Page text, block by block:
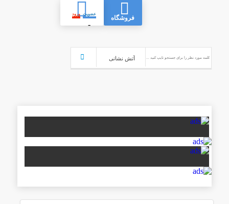
فروشگاه
عضویت
-
ورود